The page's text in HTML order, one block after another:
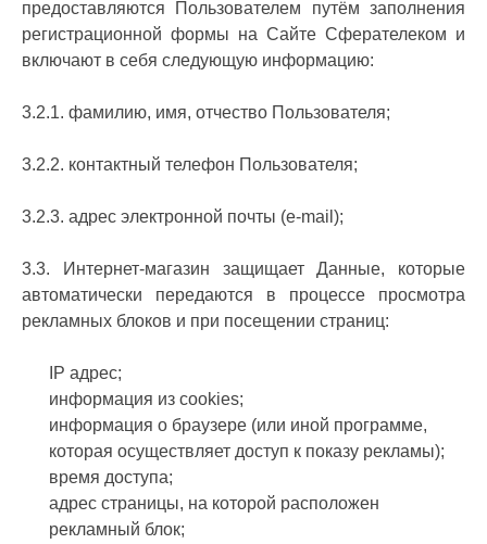
предоставляются Пользователем путём заполнения
регистрационной формы на Сайте Сферателеком и
включают в себя следующую информацию:
3.2.1. фамилию, имя, отчество Пользователя;
3.2.2. контактный телефон Пользователя;
3.2.3. адрес электронной почты (e-mail);
3.3. Интернет-магазин защищает Данные, которые
автоматически передаются в процессе просмотра
рекламных блоков и при посещении страниц:
IP адрес;
информация из cookies;
информация о браузере (или иной программе,
которая осуществляет доступ к показу рекламы);
время доступа;
адрес страницы, на которой расположен
рекламный блок;